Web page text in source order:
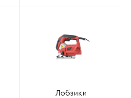
Лобзики